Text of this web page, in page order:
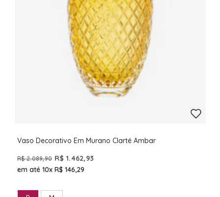
Vaso Decorativo Em Murano Clarté Ambar
R$ 2.089,90 R$ 1.462,93
em até 10x R$ 146,29